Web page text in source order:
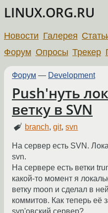
LINUX.ORG.RU
Новости Галерея
Форум Опросы Трекер
Форум — Development
Push'нуть
ветку в SVN
branch,git,svn
На сервер есть SVN.
svn.
На сервере есть ветки
какой-то момент я
ветку moon и сделал в
коммитов. Как теперь её